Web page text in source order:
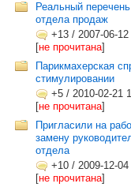
Реальный
отдела продаж
+13 / 2007-06-
[не прочитана]
Парикмахерская
стимулировании
+5 / 2010-02-21
[не прочитана]
Пригласили на
замену
отдела
+10 / 2009-12-
[не прочитана]